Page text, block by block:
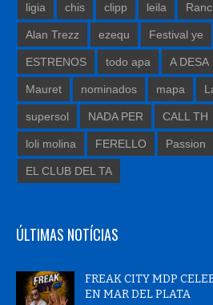
ligia chis clipp leila
Alan Trezz ezequ Festival ye
ESTRENOS todo apa A DESA
Mauret nominados mapa
supersol NADA PER CALL TH
loli molina FERELLO Passion
EL CLUB DEL TA
ÚLTIMAS NOTÍCIAS
FREAK CITY MDP
EN MAR DEL PLATA